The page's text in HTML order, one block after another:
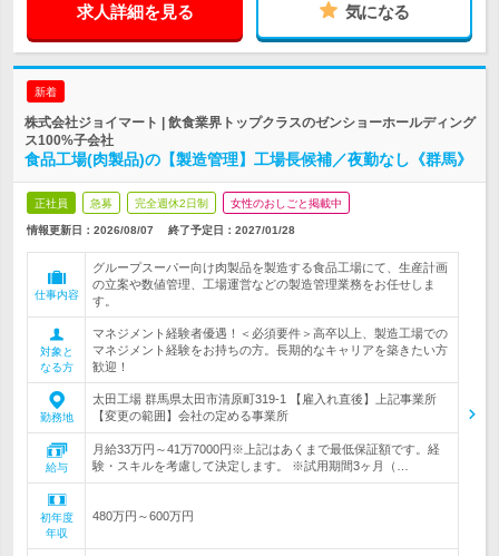
求人詳細を見る 気になる
新着
株式会社ジョイマート | 飲食業界トップクラスのゼンショーホールディング
ス100%子会社
食品工場(肉製品)の【製造管理】工場長候補／夜勤なし《群馬》
正社員 急募 完全週休2日制 女性のおしごと掲載中
情報更新日：2026/08/07 終了予定日： 2027/01/28
仕事内容
グループスーパー向け肉製品を製造する食品工場にて、生産計画
の立案や数値管理、工場運営などの製造管理業務をお任せしま
す。
対象と
なる方
マネジメント経験者優遇！＜必須要件＞高卒以上、製造工場での
マネジメント経験をお持ちの方。長期的なキャリアを築きたい方
歓迎！
勤務地
太田工場 群馬県太田市清原町319-1 【雇入れ直後】上記事業所
【変更の範囲】会社の定める事業所
給与
月給33万円～41万7000円※上記はあくまで最低保証額です。経
験・スキルを考慮して決定します。 ※試用期間3ヶ月（…
初年度
年収
480万円～600万円